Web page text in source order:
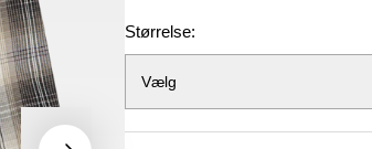
Størrelse:
Vælg